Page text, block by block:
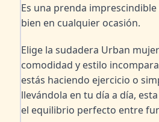
Es una prenda
bien en cualquier ocasión.
Elige la sudadera Urban
comodidad y estilo
estás haciendo ejercicio o
llevándola en tu día a día,